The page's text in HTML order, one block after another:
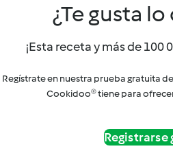
¿Te gusta lo
¡Esta receta y más de 100
Regístrate en nuestra prueba gratuita
Cookidoo® tiene para
Registrarse